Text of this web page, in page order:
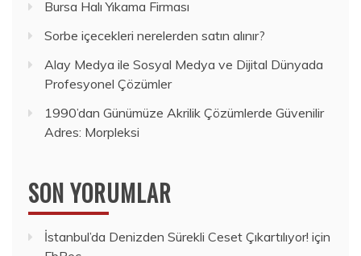
Bursa Halı Yıkama Firması
Sorbe içecekleri nerelerden satın alınır?
Alay Medya ile Sosyal Medya ve Dijital Dünyada
Profesyonel Çözümler
1990’dan Günümüze Akrilik Çözümlerde Güvenilir
Adres: Morpleksi
SON YORUMLAR
İstanbul’da Denizden Sürekli Ceset Çıkartılıyor! için